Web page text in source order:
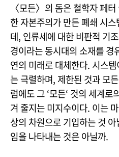
〈모든〉의 돔은 철학자 페
한 자본주의가 만든 폐쇄 시
데, 인류세에 대한 비판적 기
경이라는 동시대의 소재를 경
연의 미래로 대체한다. 시스
는 극렬하며, 제한된 것과 모
럼에도 그 ‘모든‘ 것의 세계
겨 줄지는 미지수이다. 이는
상의 차원으로 기입하는 것
임을 나타내는 것은 아닐까.